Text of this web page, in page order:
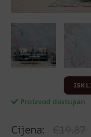
Proizvod dostupan
Cijena: €19.87